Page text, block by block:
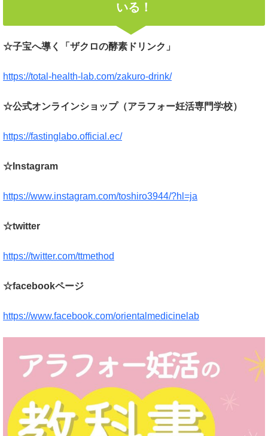
いる！
☆子宝へ導く「ザクロの酵素ドリンク」
https://total-health-lab.com/zakuro-drink/
☆公式オンラインショップ（アラフォー妊活専門学校）
https://fastinglabo.official.ec/
☆Instagram
https://www.instagram.com/toshiro3944/?hl=ja
☆twitter
https://twitter.com/ttmethod
☆facebookページ
https://www.facebook.com/orientalmedicinelab